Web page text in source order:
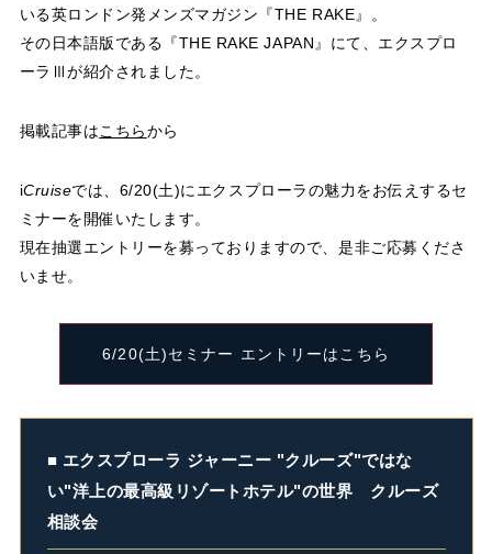
いる英ロンドン発メンズマガジン『THE RAKE』。
その日本語版である『THE RAKE JAPAN』にて、エクスプロ
ーラⅢが紹介されました。
掲載記事はこちらから
iCruiseでは、6/20(土)にエクスプローラの魅力をお伝えするセ
ミナーを開催いたします。
現在抽選エントリーを募っておりますので、是非ご応募くださ
いませ。
6/20(土)セミナー エントリーはこちら
■ エクスプローラ ジャーニー "クルーズ"ではな
い"洋上の最高級リゾートホテル"の世界 クルーズ
相談会